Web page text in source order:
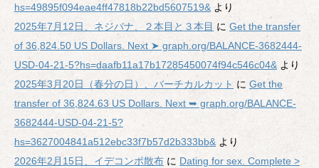
hs=49895f094eae4ff47818b22bd5607519& より
2025年7月12日、ネジバナ、２本目と３本目 に Get the transfer
of 36,824.50 US Dollars. Next ➤ graph.org/BALANCE-3682444-
USD-04-21-5?hs=daafb11a17b17285450074f94c546c04& より
2025年3月20日（春分の日）、バーチカルカット に Get the
transfer of 36,824.63 US Dollars. Next ➥ graph.org/BALANCE-
3682444-USD-04-21-5?
hs=3627004841a512ebc33f7b57d2b333bb& より
2026年2月15日、イデコンポ散布 に Dating for sex. Complete >